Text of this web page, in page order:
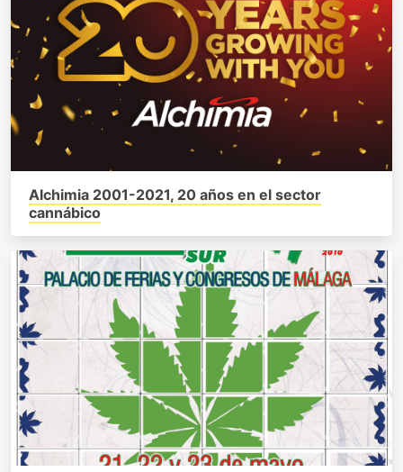
Alchimia 2001-2021, 20 años en el sector
cannábico